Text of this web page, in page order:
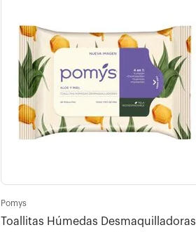
Pomys
Toallitas Húmedas Desmaquilladoras